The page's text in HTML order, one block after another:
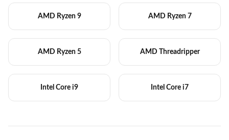
AMD Ryzen 9 AMD Ryzen 7
AMD Ryzen 5 AMD Threadripper
Intel Core i9 Intel Core i7